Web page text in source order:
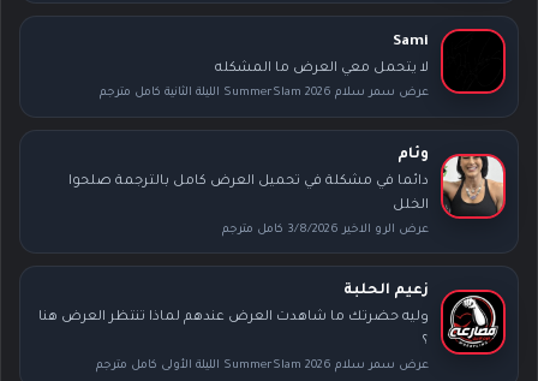
Sami
لا يتحمل معي العرض ما المشكله
عرض سمر سلام SummerSlam 2026 الليلة الثانية كامل مترجم
وئام
دائما في مشكلة في تحميل العرض كامل بالترجمة صلحوا
الخلل
عرض الرو الاخير 3/8/2026 كامل مترجم
زعيم الحلبة
وليه حضرتك ما شاهدت العرض عندهم لماذا تنتظر العرض هنا
؟
عرض سمر سلام SummerSlam 2026 الليلة الأولى كامل مترجم